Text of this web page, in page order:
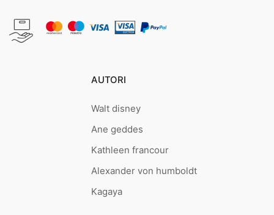
AUTORI
Walt disney
Ane geddes
Kathleen francour
Alexander von humboldt
Kagaya